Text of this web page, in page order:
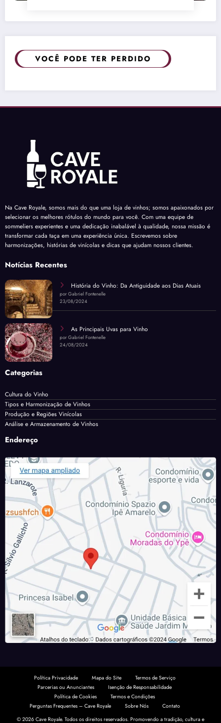
VOCÊ PODE TER PERDIDO
Na Cave Royale, somos mais do que uma loja de vinhos; somos apaixonados por
selecionar os melhores rótulos do mundo para você. Com uma equipe de
sommeliers experientes e uma dedicação inabalável à qualidade, nossa missão é
transformar cada taça em uma experiência única. Escrevemos sobre
harmonizações, histórias de vinícolas e dicas que ajudam nossos clientes.
Notícias Recentes
História do Vinho: Da Antiguidade aos Dias Atuais
por Gabriel Fontenelle
23/08/2024
As Principais Uvas para Vinho
por Gabriel Fontenelle
24/08/2024
Categorias
Cultura do Vinho
Tipos e Harmonização de Vinhos
Produção e Regiões Vinícolas
Análise e Armazenamento de Vinhos
Endereço
Política Privacidade Mapa do Site
Termos de Serviço
Parcerias ou Anunciantes
Isenção de Responsabilidade
Política de Cookies
Termos e Condições
Perguntas Frequentes – Cave Royale
Sobre Nós
Contato
© 2026 Cave Royale. Todos os direitos reservados. Promovendo a tradição, cultura e